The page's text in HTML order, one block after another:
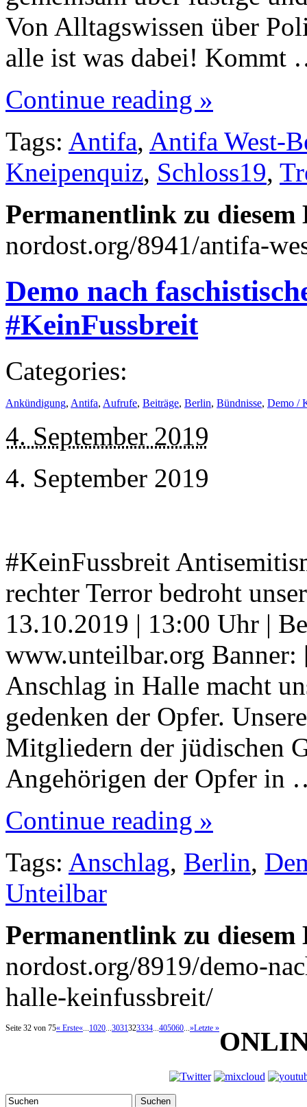
Von Alltagswissen über
alle ist was dabei! Kommt
Continue reading »
Tags: Antifa, Antifa West-
Kneipenquiz, Schloss19,
Permanentlink zu
nordost.org/8941/antifa-
Demo nach
#KeinFussbreit
Categories:
Ankündigung, Antifa, Aufrufe, Beiträge, Berlin, Bündnisse, Demo /
4. September 2019
4. September 2019
#KeinFussbreit
rechter Terror bedroht
13.10.2019 | 13:00 Uhr |
www.unteilbar.org
Anschlag in Halle macht
gedenken der Opfer.
Mitgliedern der jüdischen
Angehörigen der Opfer in
Continue reading »
Tags: Anschlag, Berlin,
Unteilbar
Permanentlink zu
nordost.org/8919/demo-
halle-keinfussbreit/
Seite 32 von 75« Erste«...1020...3031323334...405060...»Letzte »
Suchen